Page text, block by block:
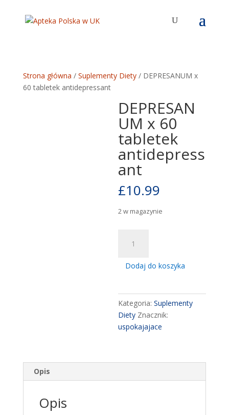
Strona główna / Suplementy Diety/ DEPRESANUM x
60 tabletek antidepressant
DEPRESAN
UM x 60
tabletek
antidepress
ant
£10.99
2 w magazynie
DEPRESANUM
60
antidepressant
Dodaj do koszyka
Kategoria:Suplementy
Diety Znacznik:
uspokajajace
Opis
Opis